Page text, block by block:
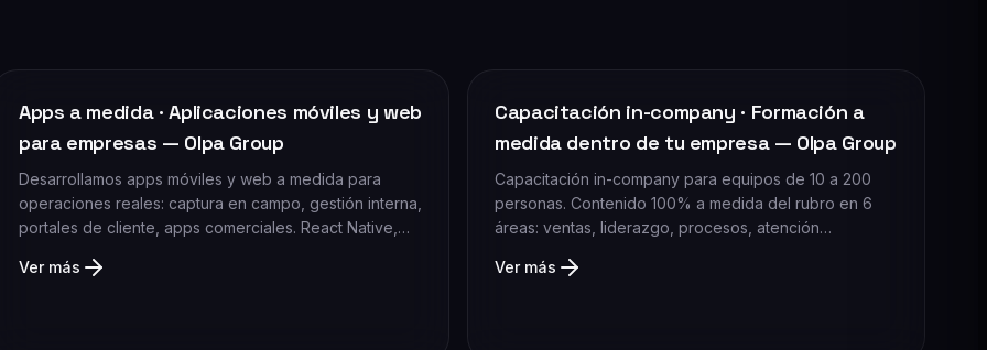
Apps a medida · Aplicaciones móviles y web
para empresas — Olpa Group
Desarrollamos apps móviles y web a medida para
operaciones reales: captura en campo, gestión interna,
portales de cliente, apps comerciales. React Native,…
Ver más
Capacitación in-company · Formación a
medida dentro de tu empresa — Olpa Group
Capacitación in-company para equipos de 10 a 200
personas. Contenido 100% a medida del rubro en 6
áreas: ventas, liderazgo, procesos, atención…
Ver más